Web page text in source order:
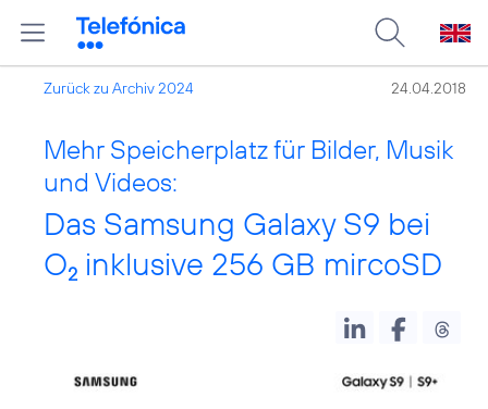
Zurück zu Archiv 2024 24.04.2018
Mehr Speicherplatz für Bilder, Musik
und Videos:
Das Samsung Galaxy S9 bei
O2 inklusive 256 GB mircoSD